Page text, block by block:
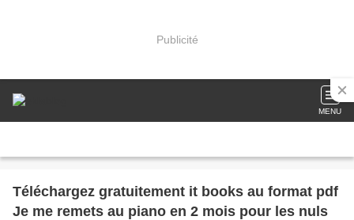
Publicité
MENU
Téléchargez gratuitement it books au format pdf
Je me remets au piano en 2 mois pour les nuls